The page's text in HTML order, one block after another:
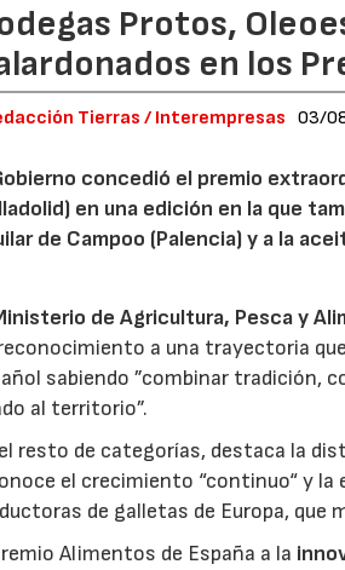
Protos,
en los
Tierras / Interempresas 03/
concedió el premio
en una edición en la que
de Campoo (Palencia) y a la
de Agricultura, Pesca y
a una trayectoria
sabiendo ”combinar tradición,
al territorio”.
resto de categorías, destaca la
el crecimiento “continuo“ y
de galletas de Europa, que
Alimentos de España a la